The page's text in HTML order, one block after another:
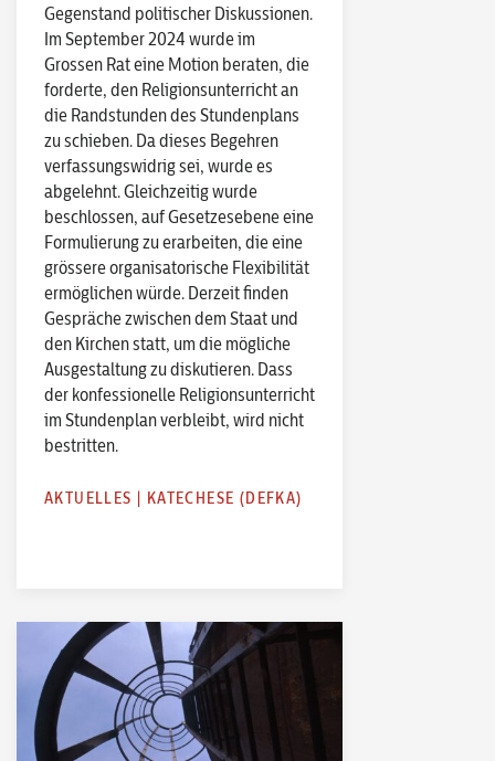
Gegenstand politischer Diskussionen.
Im September 2024 wurde im
Grossen Rat eine Motion beraten, die
forderte, den Religionsunterricht an
die Randstunden des Stundenplans
zu schieben. Da dieses Begehren
verfassungswidrig sei, wurde es
abgelehnt. Gleichzeitig wurde
beschlossen, auf Gesetzesebene eine
Formulierung zu erarbeiten, die eine
grössere organisatorische Flexibilität
ermöglichen würde. Derzeit finden
Gespräche zwischen dem Staat und
den Kirchen statt, um die mögliche
Ausgestaltung zu diskutieren. Dass
der konfessionelle Religionsunterricht
im Stundenplan verbleibt, wird nicht
bestritten.
AKTUELLES | KATECHESE (DEFKA)